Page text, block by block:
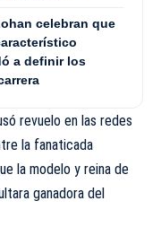
celebran que
a definir los
revuelo en las redes
la fanaticada
la modelo y reina de
ganadora del